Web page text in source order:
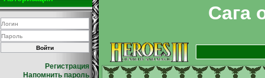
Регистрация
Напомнить пароль
Сага